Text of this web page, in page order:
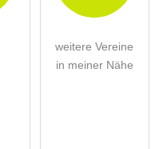
weitere Vereine
in meiner Nähe